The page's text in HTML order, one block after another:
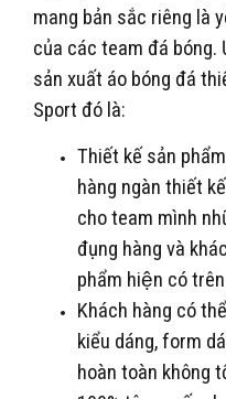
mang bản sắc riêng là
của các team đá
sản xuất áo bóng đá
Sport đó là:
Thiết kế sản
hàng ngàn thiết
cho team mình
đụng hàng và
phẩm hiện có
Khách hàng có
kiểu dáng, form
hoàn toàn không